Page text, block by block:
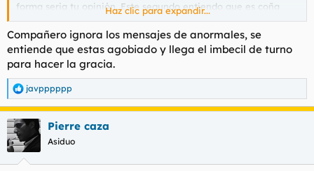
forma seria tu opinión. Este segundo entiendo que es coña
porque no le encuentro el nexo. Obviamente me metí en esto
yo solo, pero no es un momento cómodo para coñas, gracias
tío.
Haz clic para expandir...
Compañero ignora los mensajes de anormales, se
entiende que estas agobiado y llega el imbecil de turno
para hacer la gracia.
R
e
a
c
c
i
javpppppp
Pierre caza
Asiduo